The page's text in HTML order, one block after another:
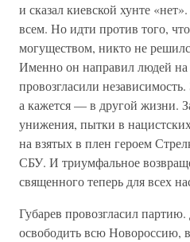
и сказал киевской хунте
всем. Но идти против того, что
могуществом, никто не
Именно он направил людей
провозгласили
а кажется — в другой жизни.
унижения, пытки в
на взятых в плен героем
СБУ. И триумфальное
священного теперь для всех
Губарев провозгласил
освободить всю Новороссию,